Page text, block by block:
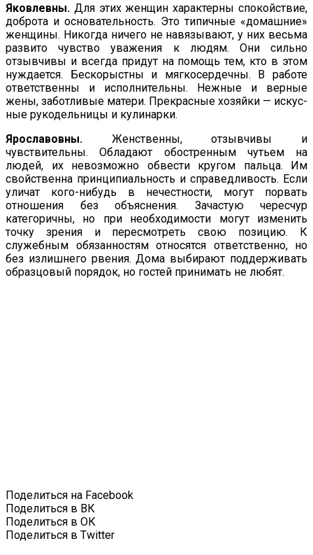
Яковлевны. Для этих женщин характерны спокойствие,
доб­рота и основательность. Это типичные «домашние»
женщины. Никогда ничего не навязывают, у них весьма
развито чувство уважения к людям. Они сильно
отзывчивы и всегда придут на помощь тем, кто в этом
нуждается. Бескорыстны и мягкосер­дечны. В работе
ответственны и исполнительны. Нежные и вер­ные
жены, заботливые матери. Прекрасные хозяйки — искус­
ные рукодельницы и кулинарки.
Ярославовны. Женственны, отзывчивы и
чувствительны. Об­ладают обостренным чутьем на
людей, их невозможно обвести кругом пальца. Им
свойственна принципиальность и справед­ливость. Если
уличат кого-нибудь в нечестности, могут порвать
отношения без объяснения. Зачастую чересчур
категоричны, но при необходимости могут изменить
точку зрения и пересмотреть свою позицию. К
служебным обязанностям относятся ответ­ственно, но
без излишнего рвения. Дома выбирают поддер­живать
образцовый порядок, но гостей принимать не любят.
Поделиться на Facebook
Поделиться в ВК
Поделиться в ОК
Поделиться в Twitter